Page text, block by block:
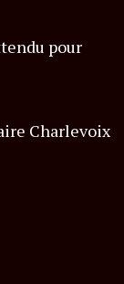
pour
Charlevoix